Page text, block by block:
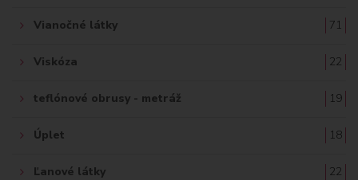
Vianočné látky 71
Viskóza 22
teflónové obrusy - metráž 19
Úplet 18
Ľanové látky 22